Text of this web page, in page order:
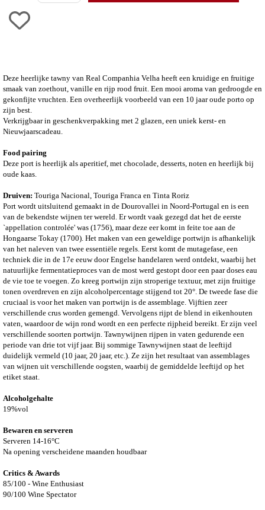
Deze heerlijke tawny van Real Companhia Velha heeft een kruidige en fruitige
smaak van zoethout, vanille en rijp rood fruit. Een mooi aroma van gedroogde en
gekonfijte vruchten. Een overheerlijk voorbeeld van een 10 jaar oude porto op
zijn best.
Verkrijgbaar in geschenkverpakking met 2 glazen, een uniek kerst- en
Nieuwjaarscadeau.
Food pairing
Deze port is heerlijk als aperitief, met chocolade, desserts, noten en heerlijk bij
oude kaas.
Druiven: Touriga Nacional, Touriga Franca en Tinta Roriz
Port wordt uitsluitend gemaakt in de Dourovallei in Noord-Portugal en is een
van de bekendste wijnen ter wereld. Er wordt vaak gezegd dat het de eerste
`appellation controlée' was (1756), maar deze eer komt in feite toe aan de
Hongaarse Tokay (1700). Het maken van een geweldige portwijn is afhankelijk
van het naleven van twee essentiële regels. Eerst komt de mutagefase, een
techniek die in de 17e eeuw door Engelse handelaren werd ontdekt, waarbij het
natuurlijke fermentatieproces van de most werd gestopt door een paar doses eau
de vie toe te voegen. Zo kreeg portwijn zijn stroperige textuur, met zijn fruitige
tonen overdreven en zijn alcoholpercentage stijgend tot 20°. De tweede fase die
cruciaal is voor het maken van portwijn is de assemblage. Vijftien zeer
verschillende crus worden gemengd. Vervolgens rijpt de blend in eikenhouten
vaten, waardoor de wijn rond wordt en een perfecte rijpheid bereikt. Er zijn veel
verschillende soorten portwijn. Tawnywijnen rijpen in vaten gedurende een
periode van drie tot vijf jaar. Bij sommige Tawnywijnen staat de leeftijd
duidelijk vermeld (10 jaar, 20 jaar, etc.). Ze zijn het resultaat van assemblages
van wijnen uit verschillende oogsten, waarbij de gemiddelde leeftijd op het
etiket staat.
Alcoholgehalte
19%vol
Bewaren en serveren
Serveren 14-16°C
Na opening verscheidene maanden houdbaar
Critics & Awards
85/100 - Wine Enthusiast
90/100 Wine Spectator